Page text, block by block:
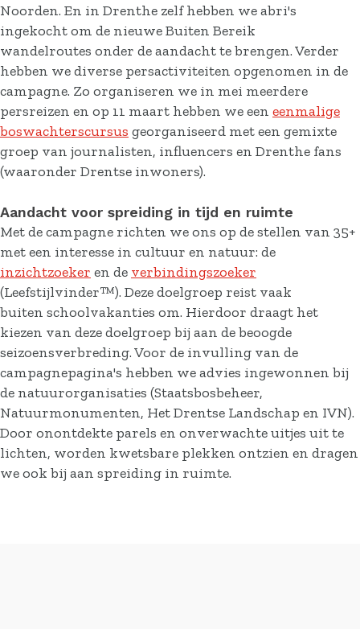
Noorden. En in Drenthe zelf hebben we abri's
ingekocht om de nieuwe Buiten Bereik
wandelroutes onder de aandacht te brengen. Verder
hebben we diverse persactiviteiten opgenomen in de
campagne. Zo organiseren we in mei meerdere
persreizen en op 11 maart hebben we een eenmalige
boswachterscursus georganiseerd met een gemixte
groep van journalisten, influencers en Drenthe fans
(waaronder Drentse inwoners).
Aandacht voor spreiding in tijd en ruimte
Met de campagne richten we ons op de stellen van 35+
met een interesse in cultuur en natuur: de
inzichtzoeker en de verbindingszoeker
(Leefstijlvinder™). Deze doelgroep reist vaak
buiten schoolvakanties om. Hierdoor draagt het
kiezen van deze doelgroep bij aan de beoogde
seizoensverbreding. Voor de invulling van de
campagnepagina's hebben we advies ingewonnen bij
de natuurorganisaties (Staatsbosbeheer,
Natuurmonumenten, Het Drentse Landschap en IVN).
Door onontdekte parels en onverwachte uitjes uit te
lichten, worden kwetsbare plekken ontzien en dragen
we ook bij aan spreiding in ruimte.